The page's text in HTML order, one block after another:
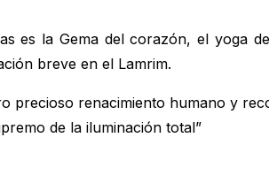
es la Gema del corazón, el yoga
breve en el Lamrim.
precioso renacimiento humano y
de la iluminación total”